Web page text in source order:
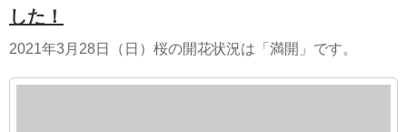
した！
2021年3月28日（日）桜の開花状況は「満開」です。